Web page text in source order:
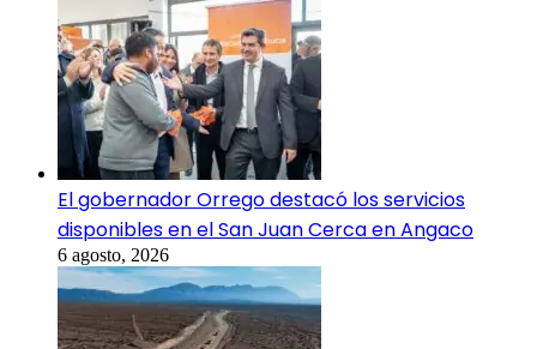
El gobernador Orrego destacó los servicios
disponibles en el San Juan Cerca en Angaco
6 agosto, 2026